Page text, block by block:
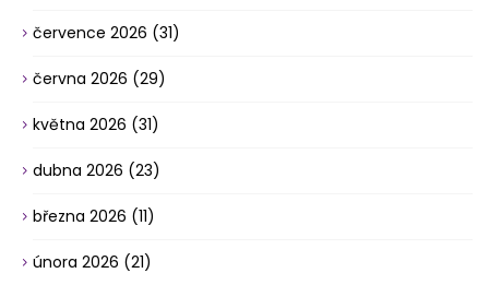
července 2026 (31)
června 2026 (29)
května 2026 (31)
dubna 2026 (23)
března 2026 (11)
února 2026 (21)